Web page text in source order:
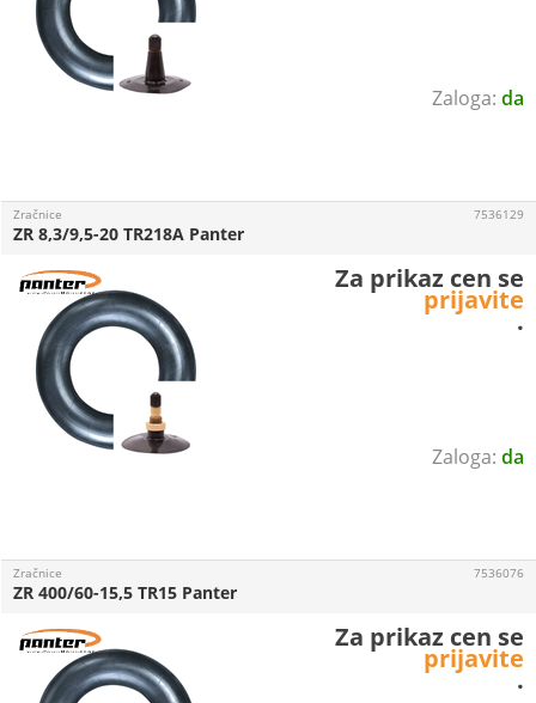
da
da
Zračnice
ZR 8,3/9,5-20 TR218A Panter
7536129
Za prikaz cen se
prijavite
.
Zračnice
ZR 400/60-15,5 TR15 Panter
7536076
Za prikaz cen se
prijavite
.